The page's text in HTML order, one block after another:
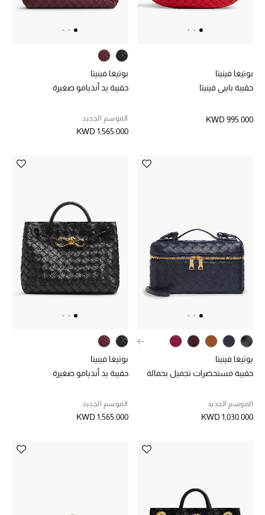
بوتيغا فينيتا
حقيبة بايبي فينيتا
KWD 995.000
بوتيغا فينيتا
حقيبة يد أنديامو صغيرة
الموسم الجديد
KWD 1,565.000
بوتيغا فينيتا
حقيبة مستحضرات تجميل بحمالة
الموسم الجديد
KWD 1,030.000
بوتيغا فينيتا
حقيبة يد أنديامو صغيرة
الموسم الجديد
KWD 1,565.000